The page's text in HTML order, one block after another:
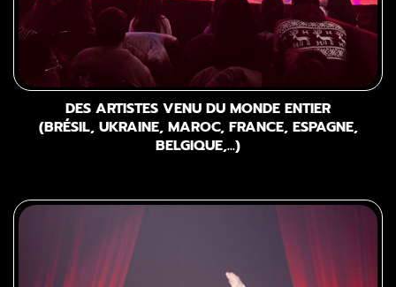
DES ARTISTES VENU DU MONDE ENTIER
(BRÉSIL, UKRAINE, MAROC, FRANCE, ESPAGNE,
BELGIQUE,...)